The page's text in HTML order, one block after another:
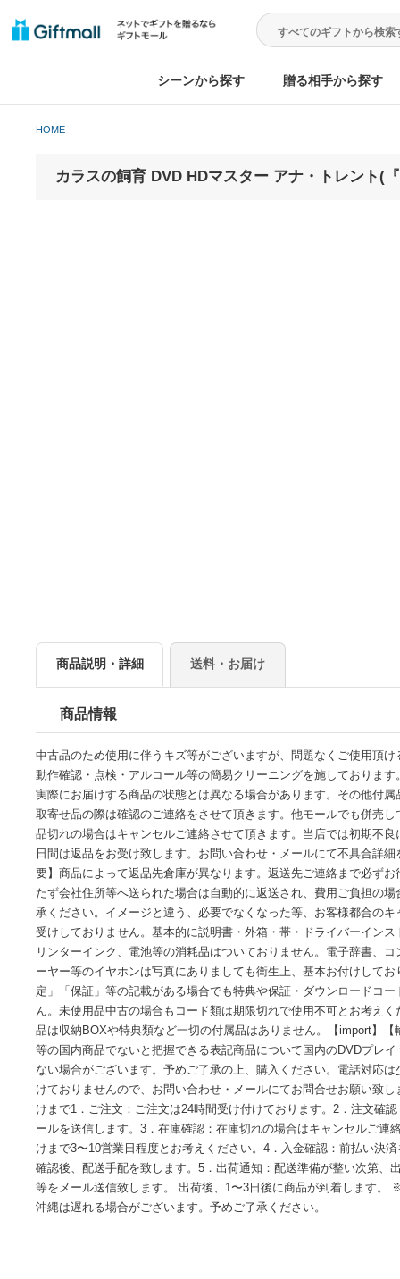
シーンから探す 贈る相手か
商品説明・詳細 送料・お届け
商品情報
中古品のため使用に伴うキズ等がございますが、問題なくご
動作確認・点検・アルコール等の簡易クリーニングを施して
実際にお届けする商品の状態とは異なる場合があります。そ
取寄せ品の際は確認のご連絡をさせて頂きます。他モールで
品切れの場合はキャンセルご連絡させて頂きます。当店では
日間は返品をお受け致します。お問い合わせ・メールにて不
要】商品によって返品先倉庫が異なります。返送先ご連絡ま
たず会社住所等へ送られた場合は自動的に返送され、費用ご
承ください。イメージと違う、必要でなくなった等、お客様
受けしておりません。基本的に説明書・外箱・帯・ドライバ
リンターインク、電池等の消耗品はついておりません。電子
ーヤー等のイヤホンは写真にありましても衛生上、基本お付
定」「保証」等の記載がある場合でも特典や保証・ダウンロ
ん。未使用品中古の場合もコード類は期限切れで使用不可と
品は収納BOXや特典類など一切の付属品はありません。【
等の国内商品でないと把握できる表記商品について国内の
ない場合がございます。予めご了承の上、購入ください。電
けておりませんので、お問い合わせ・メールにてお問合せお